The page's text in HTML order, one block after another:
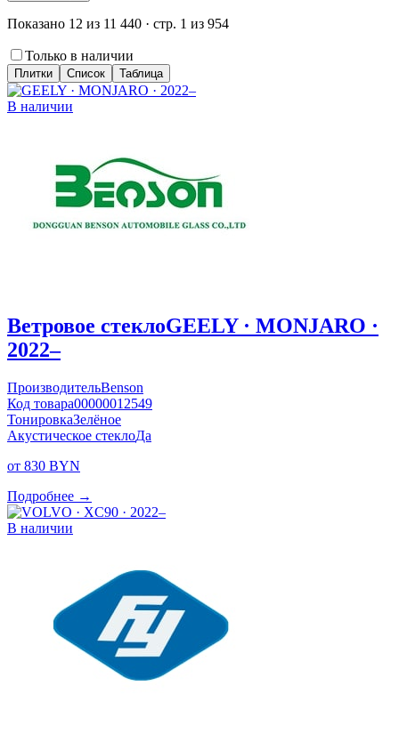
Показано 12 из 11 440 · стр. 1 из 954
Только в наличии
Плитки Список Таблица
В наличии
Ветровое стеклоGEELY · MONJARO ·
2022–
ПроизводительBenson
Код товара00000012549
ТонировкаЗелёное
Акустическое стеклоДа
от 830 BYN
Подробнее →
В наличии